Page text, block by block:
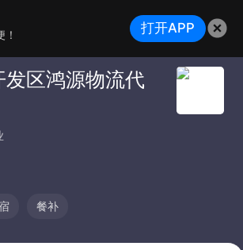
区鸿源物流代
餐补
打开APP